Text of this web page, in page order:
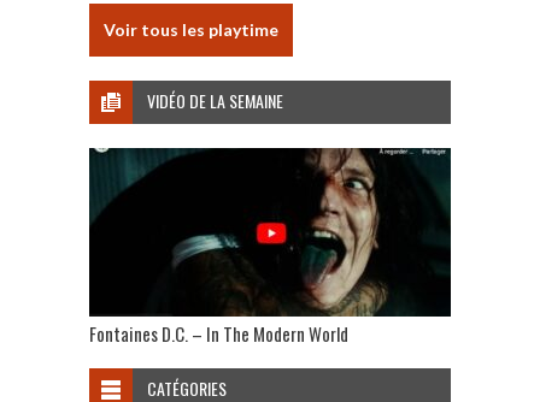
Voir tous les playtime
VIDÉO DE LA SEMAINE
Fontaines D.C. – In The Modern World
CATÉGORIES